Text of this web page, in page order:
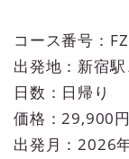
コース番号：
出発地：新宿
日数：日帰り
価格：29,900
出発月：2026